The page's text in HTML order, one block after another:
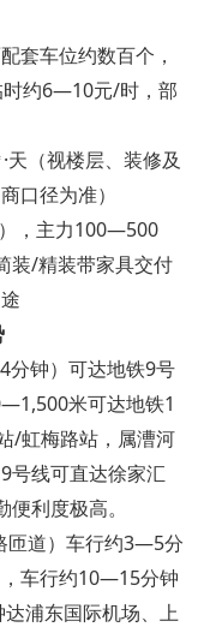
套车位约数百个，
约6—10元/时，部
（视楼层、装修及
口径为准）
，主力100—500
装/精装带家具交付
钟）可达地铁9号
米可达地铁1
/虹梅路站，属漕河
号线可直达徐家汇
利度极高。
匝道）车行约3—5分
车行约10—15分钟
浦东国际机场、上